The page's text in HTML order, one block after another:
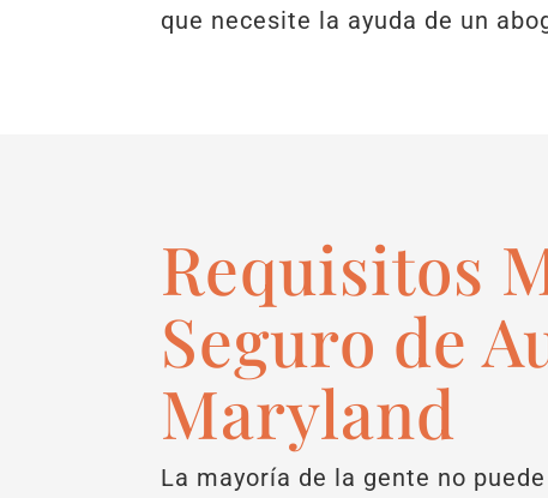
que necesite la ayuda de un
Requisitos
Seguro de
Maryland
La mayoría de la gente no